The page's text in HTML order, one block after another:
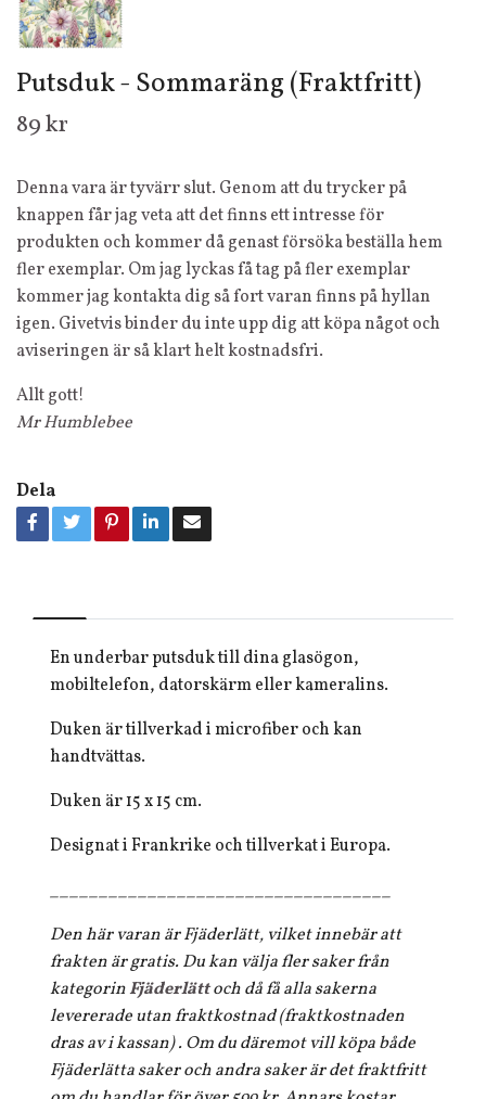
Putsduk - Sommaräng (Fraktfritt)
89 kr
Denna vara är tyvärr slut. Genom att du trycker på
knappen får jag veta att det finns ett intresse för
produkten och kommer då genast försöka beställa hem
fler exemplar. Om jag lyckas få tag på fler exemplar
kommer jag kontakta dig så fort varan finns på hyllan
igen. Givetvis binder du inte upp dig att köpa något och
aviseringen är så klart helt kostnadsfri.
Allt gott!
Mr Humblebee
Dela
En underbar putsduk till dina glasögon,
mobiltelefon, datorskärm eller kameralins.
Duken är tillverkad i microfiber och kan
handtvättas.
Duken är 15 x 15 cm.
Designat i Frankrike och tillverkat i Europa.
___________________________________
Den här varan är Fjäderlätt, vilket innebär att
frakten är gratis. Du kan välja fler saker från
kategorinFjäderlättoch då få alla sakerna
levererade utan fraktkostnad (fraktkostnaden
dras av i kassan) . Om du däremot vill köpa både
Fjäderlätta saker och andra saker är det fraktfritt